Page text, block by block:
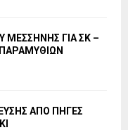
ΜΕΣΣΗΝΗΣ ΓΙΑ ΣΚ –
ΑΠΟ ΠΗΓΕΣ